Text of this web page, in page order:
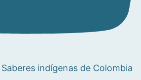
Saberes indígenas de Colombia